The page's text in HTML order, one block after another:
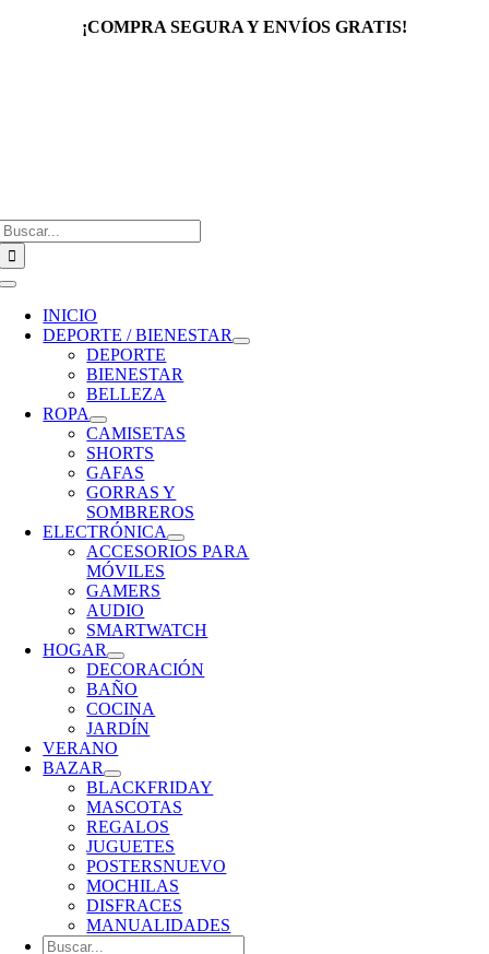
¡COMPRA SEGURA Y ENVÍOS GRATIS!
Toggle
Navigation
INICIO
DEPORTE / BIENESTAR
DEPORTE
BIENESTAR
BELLEZA
ROPA
CAMISETAS
SHORTS
GAFAS
GORRAS Y
SOMBREROS
ELECTRÓNICA
ACCESORIOS PARA
MÓVILES
GAMERS
AUDIO
SMARTWATCH
HOGAR
DECORACIÓN
BAÑO
COCINA
JARDÍN
VERANO
BAZAR
BLACKFRIDAY
MASCOTAS
REGALOS
JUGUETES
POSTERSNUEVO
MOCHILAS
DISFRACES
MANUALIDADES
Buscar: